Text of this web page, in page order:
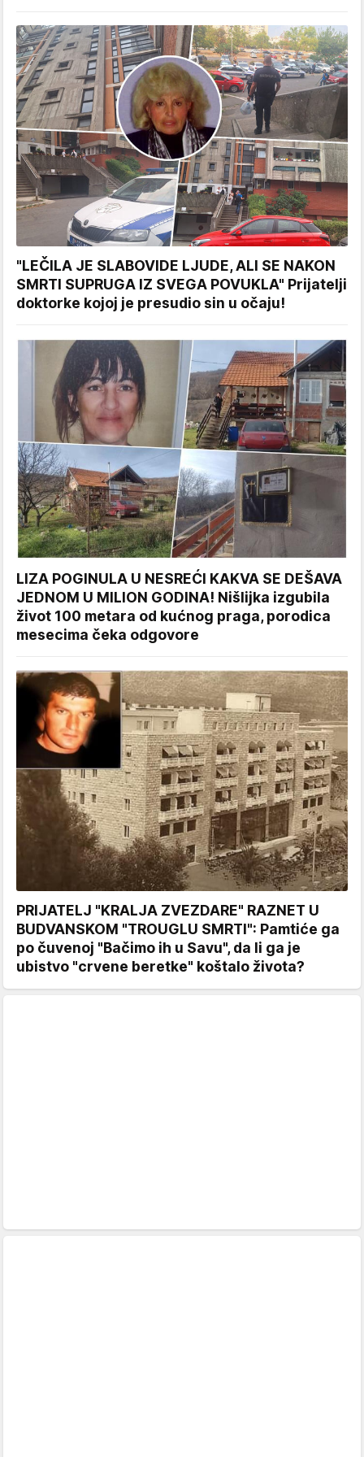
"LEČILA JE SLABOVIDE LJUDE, ALI SE NAKON
SMRTI SUPRUGA IZ SVEGA POVUKLA" Prijatelji
doktorke kojoj je presudio sin u očaju!
LIZA POGINULA U NESREĆI KAKVA SE DEŠAVA
JEDNOM U MILION GODINA! Nišlijka izgubila
život 100 metara od kućnog praga, porodica
mesecima čeka odgovore
PRIJATELJ "KRALJA ZVEZDARE" RAZNET U
BUDVANSKOM "TROUGLU SMRTI": Pamtiće ga
po čuvenoj "Bačimo ih u Savu", da li ga je
ubistvo "crvene beretke" koštalo života?